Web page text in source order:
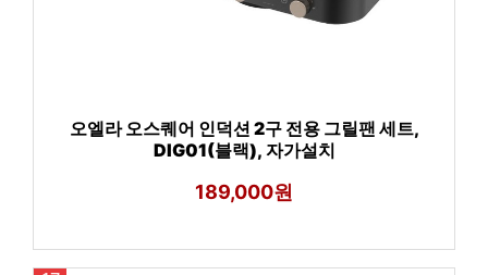
오엘라 오스퀘어 인덕션 2구 전용 그릴팬 세트,
DIG01(블랙), 자가설치
189,000원